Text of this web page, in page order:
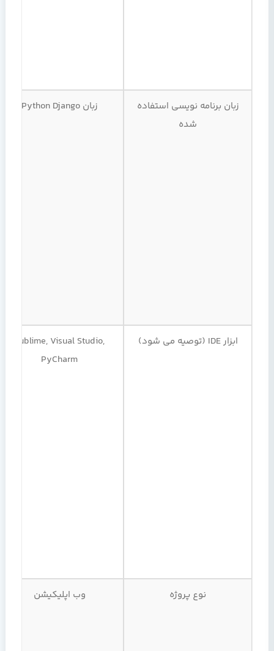
زبان برنامه نویسی استفاده
شده
زبان Python Django
ابزار IDE (توصیه می شود)
Sublime, Visual Studio,
PyCharm
نوع پروژه وب اپلیکیشن